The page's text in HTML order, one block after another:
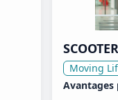
Moving
Avantages